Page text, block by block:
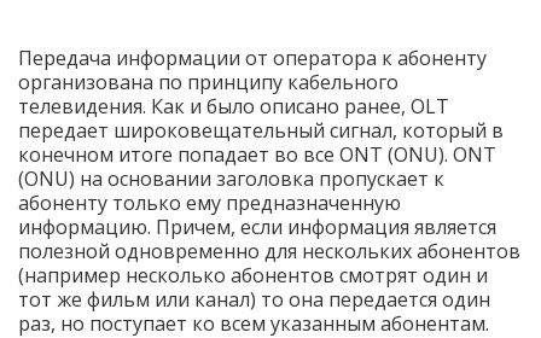
Передача информации от оператора к абоненту
организована по принципу кабельного
телевидения. Как и было описано ранее, OLT
передает широковещательный сигнал, который в
конечном итоге попадает во все ONT (ONU). ONT
(ONU) на основании заголовка пропускает к
абоненту только ему предназначенную
информацию. Причем, если информация является
полезной одновременно для нескольких абонентов
(например несколько абонентов смотрят один и
тот же фильм или канал) то она передается один
раз, но поступает ко всем указанным абонентам.